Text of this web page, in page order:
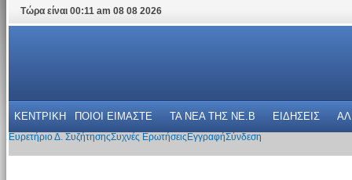
Τώρα είναι 00:11 am 08 08 2026
ΚΕΝΤΡΙΚΗ ΠΟΙΟΙ ΕΙΜΑΣΤΕ ΤΑ ΝΕΑ THΣ NE.B ΕΙΔΗΣΕΙΣ
Ευρετήριο Δ. ΣυζήτησηςΣυχνές Ερωτήσεις ΕγγραφήΣύνδεση